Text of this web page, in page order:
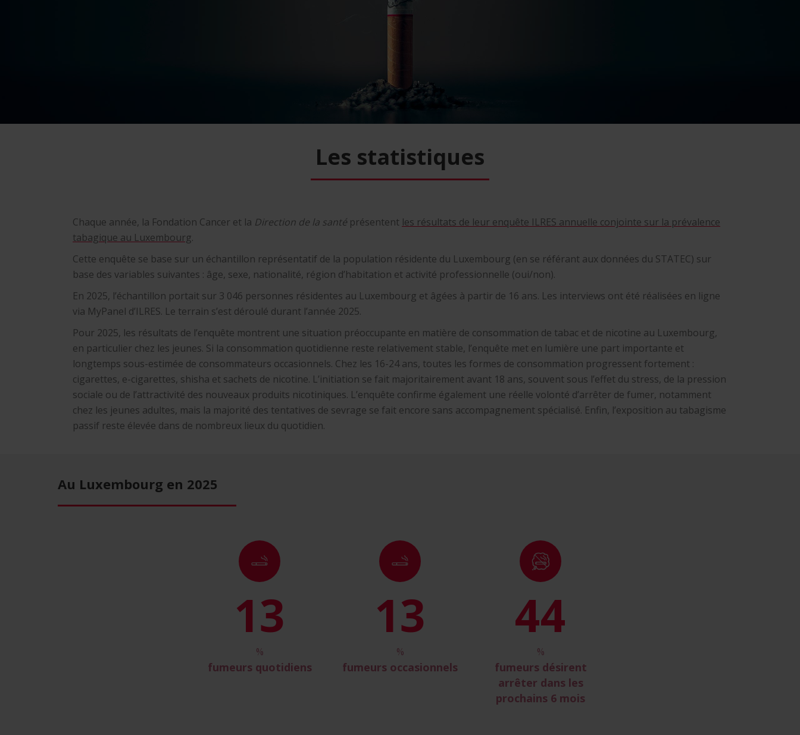
Les statistiques
Chaque année, la Fondation Cancer et la Direction de la santé présentent les résultats de leur enquête ILRES annuelle conjointe sur la prévalence
tabagique au Luxembourg.
Cette enquête se base sur un échantillon représentatif de la population résidente du Luxembourg (en se référant aux données du STATEC) sur
base des variables suivantes : âge, sexe, nationalité, région d’habitation et activité professionnelle (oui/non).
En 2025, l’échantillon portait sur 3 046 personnes résidentes au Luxembourg et âgées à partir de 16 ans. Les interviews ont été réalisées en ligne
via MyPanel d’ILRES. Le terrain s’est déroulé durant l’année 2025.
Pour 2025, les résultats de l’enquête montrent une situation préoccupante en matière de consommation de tabac et de nicotine au Luxembourg,
en particulier chez les jeunes. Si la consommation quotidienne reste relativement stable, l’enquête met en lumière une part importante et
longtemps sous-estimée de consommateurs occasionnels. Chez les 16-24 ans, toutes les formes de consommation progressent fortement :
cigarettes, e-cigarettes, shisha et sachets de nicotine. L’initiation se fait majoritairement avant 18 ans, souvent sous l’effet du stress, de la pression
sociale ou de l’attractivité des nouveaux produits nicotiniques. L’enquête confirme également une réelle volonté d’arrêter de fumer, notamment
chez les jeunes adultes, mais la majorité des tentatives de sevrage se fait encore sans accompagnement spécialisé. Enfin, l’exposition au tabagisme
passif reste élevée dans de nombreux lieux du quotidien.
Au Luxembourg en 2025
16
%
fumeurs quotidiens
15
%
fumeurs occasionnels
51
%
fumeurs désirent
arrêter dans les
prochains 6 mois